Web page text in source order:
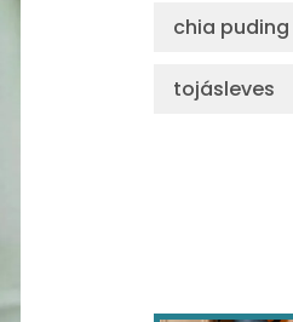
chia puding
tojásleves